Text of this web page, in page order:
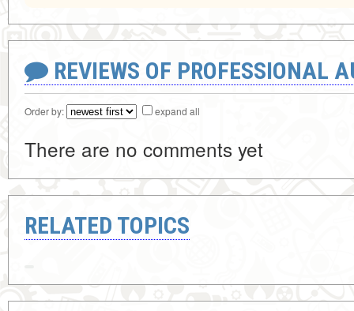
REVIEWS OF PROFESSIONAL
Order by: expand all
There are no comments yet
RELATED TOPICS